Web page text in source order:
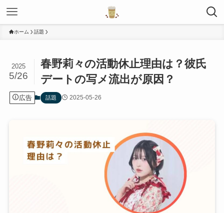
ホーム 話題
春野莉々の活動休止理由は？彼氏
デートの写メ流出が原因？
2025
5/26
広告 話題 2025-05-26